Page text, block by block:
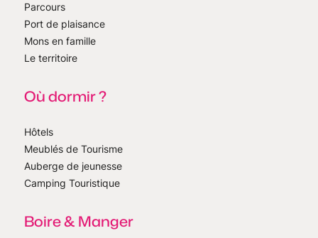
Parcours
Port de plaisance
Mons en famille
Le territoire
Où dormir ?
Hôtels
Meublés de Tourisme
Auberge de jeunesse
Camping Touristique
Boire & Manger